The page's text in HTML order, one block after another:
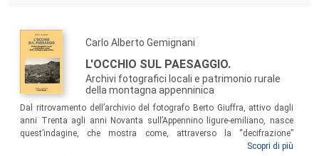
Carlo Alberto Gemignani
L'OCCHIO SUL PAESAGGIO.
Archivi fotografici locali e patrimonio rurale
della montagna appenninica
Dal ritrovamento dell’archivio del fotografo Berto Giuffra, attivo dagli
anni Trenta agli anni Novanta sull’Appennino ligure-emiliano, nasce
quest’indagine, che mostra come, attraverso la “decifrazione”
dell’immagine, il geografo e lo storico del paesaggio possano
Scopri di più